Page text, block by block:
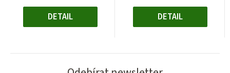
DETAIL DETAIL